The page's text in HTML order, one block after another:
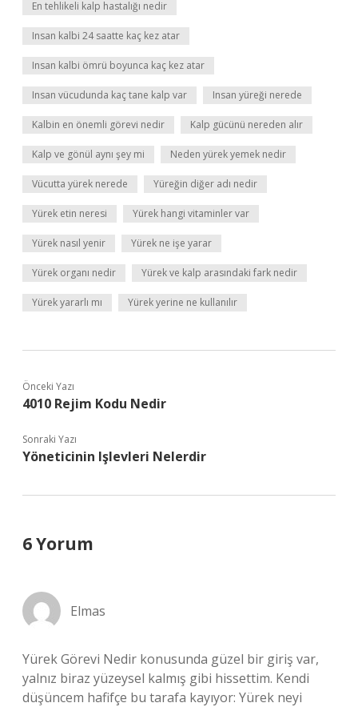
En tehlikeli kalp hastalığı nedir
Insan kalbi 24 saatte kaç kez atar
Insan kalbi ömrü boyunca kaç kez atar
Insan vücudunda kaç tane kalp var Insan yüreği nerede
Kalbin en önemli görevi nedir Kalp gücünü nereden alır
Kalp ve gönül aynı şey mi Neden yürek yemek nedir
Vücutta yürek nerede Yüreğin diğer adı nedir
Yürek etin neresi Yürek hangi vitaminler var
Yürek nasıl yenir Yürek ne işe yarar
Yürek organı nedir Yürek ve kalp arasındaki fark nedir
Yürek yararlı mı Yürek yerine ne kullanılır
Önceki Yazı
4010 Rejim Kodu Nedir
Sonraki Yazı
Yöneticinin Işlevleri Nelerdir
6 Yorum
Elmas
Yürek Görevi Nedir konusunda güzel bir giriş var,
yalnız biraz yüzeysel kalmış gibi hissettim. Kendi
düşüncem hafifçe bu tarafa kayıyor: Yürek neyi